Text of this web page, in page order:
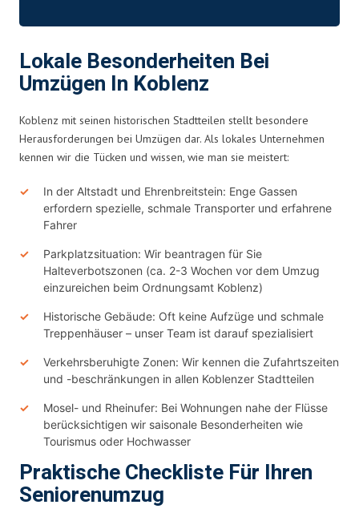
Lokale Besonderheiten Bei
Umzügen In Koblenz
Koblenz mit seinen historischen Stadtteilen stellt besondere
Herausforderungen bei Umzügen dar. Als lokales Unternehmen
kennen wir die Tücken und wissen, wie man sie meistert:
In der Altstadt und Ehrenbreitstein: Enge Gassen
erfordern spezielle, schmale Transporter und erfahrene
Fahrer
Parkplatzsituation: Wir beantragen für Sie
Halteverbotszonen (ca. 2-3 Wochen vor dem Umzug
einzureichen beim Ordnungsamt Koblenz)
Historische Gebäude: Oft keine Aufzüge und schmale
Treppenhäuser – unser Team ist darauf spezialisiert
Verkehrsberuhigte Zonen: Wir kennen die Zufahrtszeiten
und -beschränkungen in allen Koblenzer Stadtteilen
Mosel- und Rheinufer: Bei Wohnungen nahe der Flüsse
berücksichtigen wir saisonale Besonderheiten wie
Tourismus oder Hochwasser
Praktische Checkliste Für Ihren
Seniorenumzug